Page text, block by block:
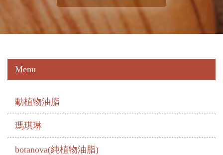
Menu
動植物油脂
瑪琪琳
botanova(純植物油脂)